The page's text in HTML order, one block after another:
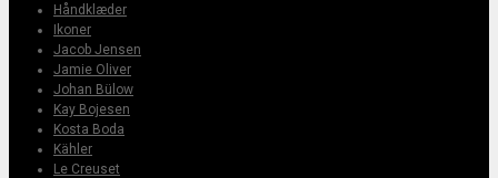
Håndklæder
Ikoner
Jacob Jensen
Jamie Oliver
Johan Bülow
Kay Bojesen
Kosta Boda
Kähler
Le Creuset